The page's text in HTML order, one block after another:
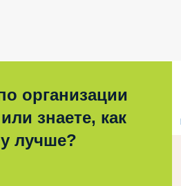
организации
знаете, как
лучше?